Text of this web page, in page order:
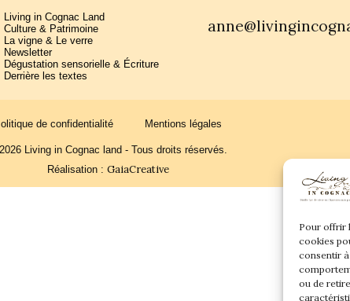
Pour offrir
cookies
consentir
ou de
Living in Cognac Land
Culture & Patrimoine
La vigne & Le verre
Newsletter
Dégustation sensorielle & Écriture
Derrière les textes
de confidentialité Mentions légales
Living in Cognac land - Tous droits réservés.
Réalisation : GaiaCreative